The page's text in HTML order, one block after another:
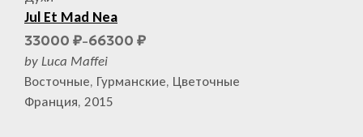
Jul Et Mad Nea
33000 ₽–66300 ₽
by Luca Maffei
Восточные, Гурманские, Цветочные
Франция, 2015